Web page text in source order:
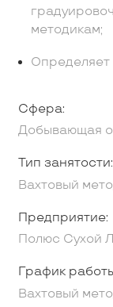
методикам;
Определяет
Сфера:
Добывающая
Тип занятости:
Вахтовый
Предприятие:
Полюс Сухой
График
Вахтовый